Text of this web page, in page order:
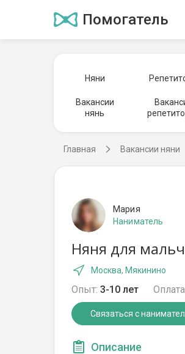
Помогатель
Няни
Вакансии
нянь
Главная Вакансии няни
Мария
Наниматель
Няня для
Москва, Мякинино
Опыт: 3-10 лет
Связаться с
Описание